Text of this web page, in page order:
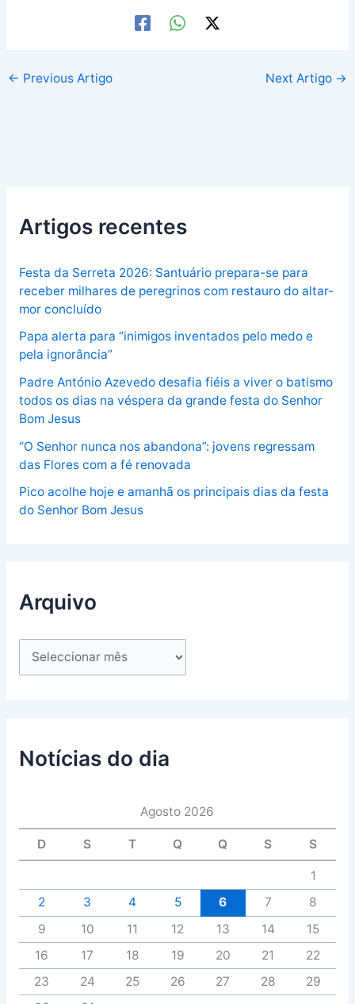
← Previous Artigo Next Artigo →
Artigos recentes
Festa da Serreta 2026: Santuário prepara-se para
receber milhares de peregrinos com restauro do altar-
mor concluído
Papa alerta para “inimigos inventados pelo medo e
pela ignorância”
Padre António Azevedo desafia fiéis a viver o batismo
todos os dias na véspera da grande festa do Senhor
Bom Jesus
“O Senhor nunca nos abandona”: jovens regressam
das Flores com a fé renovada
Pico acolhe hoje e amanhã os principais dias da festa
do Senhor Bom Jesus
Arquivo
Notícias do dia
Agosto 2026
D S T Q Q S S
1
2
3 4 5 6 7
8
9
10 11 12 13 14
15
16
17 18 19 20 21
22
23
24 25 26 27 28
29